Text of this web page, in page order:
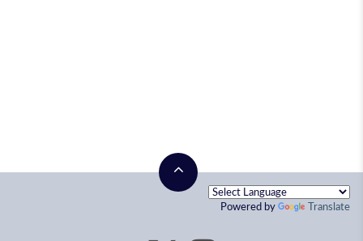
Powered by Translate